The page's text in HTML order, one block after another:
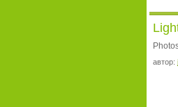
автор: